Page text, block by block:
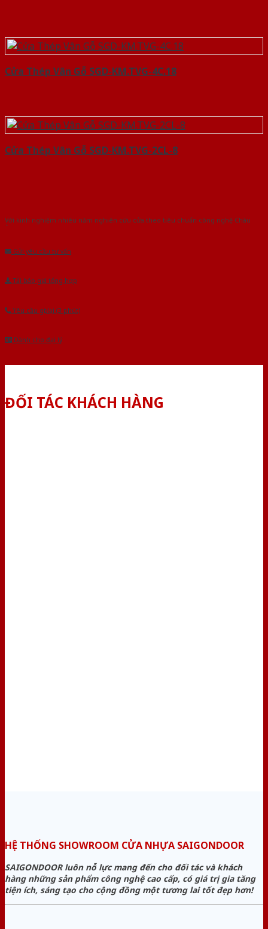
Cửa Thép Vân Gỗ SGD-KM.TVG-4C.18
Cửa Thép Vân Gỗ SGD-KM.TVG-2CL-8
Với kinh nghiệm nhiêu năm nghiên cứu cửa theo tiêu chuẩn công nghệ Châu
Gửi yêu cầu tư vấn
Tải báo giá tổng hợp
Yêu cầu gọi lại (3 phút)
Dành cho đại lý
ĐỐI TÁC KHÁCH HÀNG
HỆ THỐNG SHOWROOM CỬA NHỰA SAIGONDOOR
SAIGONDOOR luôn nỗ lực mang đến cho đối tác và khách
hàng những sản phẩm công nghệ cao cấp, có giá trị gia tăng
tiện ích, sáng tạo cho cộng đồng một tương lai tốt đẹp hơn!